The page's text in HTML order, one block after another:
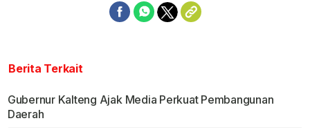
Berita Terkait
Gubernur Kalteng Ajak Media Perkuat Pembangunan
Daerah